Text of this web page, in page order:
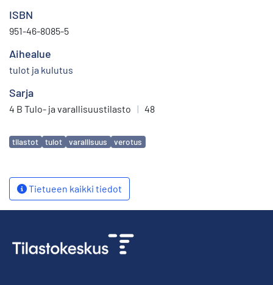
ISBN
951-46-8085-5
Aihealue
tulot ja kulutus
Sarja
4 B Tulo- ja varallisuustilasto | 48
Avainsanat
tilastot tulot varallisuus verotus
Tietueen kaikki tiedot